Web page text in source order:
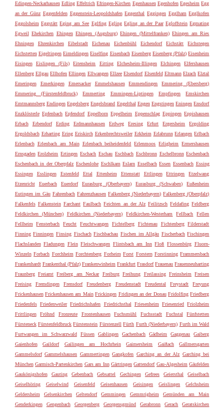
Edingen-Neckarhausen Edling Effeltrich Efringen-Kirchen Egenhausen Egenhofen Egesheim Egg
an der Günz Eggenfelden Eggenstein-Leopoldshafen Eggenthal Eggingen Egglham Egglkofen
Eggolsheim Eggstätt Eging am See Eglfing Egling Egling an der Paar Egloffstein Egmating
Egweil Ehekirchen Ehingen Ehingen (Augsburg) Ehingen (Mittelfranken) Ehingen am Ries
Ehningen
Ehrenkirchen Eibelstadt Eichenau Eichenbühl Eichendorf Eichstätt
Eichstegen
Eichstetten Eigeltingen Eimeldingen Eiselfing Eisenbach Eisenberg Eisenberg (Pfalz) Eisenheim
Eisingen
Eislingen (Fils) Eitensheim Eitting Elchesheim-Illingen Elchingen
Elfershausen
Ellenberg Ellgau Ellhofen Ellingen Ellwangen Ellzee Elsendorf Elsenfeld Eltmann Elzach Elztal
Emeringen
Emerkingen Emersacker Emmelshausen Emmendingen
Emmering (Ebersberg)
Emmering (Fürstenfeldbruck)
Emmerting Emmingen-Liptingen Empfingen
Emskirchen
Emtmannsberg Endingen Engelsberg Engelsbrand Engelthal Engen Engstingen Eningen Ensdorf
Enzklösterle Epfenbach Epfendorf Eppelborn Eppelheim Eppenschlag Eppingen Eppishausen
Erbach
Erbendorf Erding Erdmannhausen Erdweg Eresing Erfurt Ergersheim
Ergolding
Ergoldsbach Erharting Ering Eriskirch Erkenbrechtsweiler Erkheim Erlabrunn Erlangen Erlbach
Erlenbach Erlenbach am Main Erlenbach beiheidenfeld Erlenmoos Erligheim
Ermershausen
Ernsgaden Erolzheim Ertingen Eschach Eschau Eschbach Eschbronn Eschelbronn Eschenbach
Eschenbach in der Oberpfalz Eschenlohe Eschlkam Eslarn Esselbach Essen Essenbach Essing
Essingen
Esslingen Estenfeld Ettal Ettenheim Ettenstatt Ettlingen Ettringen
Etzelwang
Etzenricht
Euerbach Euerdorf Eurasburg (Oberbayern) Eurasburg (Schwaben)
Eußenheim
Eutingen im Gäu Fahrenbach Fahrenzhausen Falkenberg (Niederbayern) Falkenberg (Oberpfalz)
Falkenfels Falkenstein Farchant Faulbach Feichten an der Alz Feilitzsch Feldafing Feldberg
Feldkirchen (München)
Feldkirchen (Niederbayern) Feldkirchen-Westerham Fellbach
Fellen
Fellheim
Fensterbach Feucht Feuchtwangen Fichtelberg Fichtenau Fichtenberg
Filderstadt
Finning Finningen Finsing Fischach Fischbachau Fischen im Allgäu Fischerbach Fischingen
Flachslanden Fladungen Flein Fleischwangen Flintsbach am Inn Floß Flossenbürg Fluorn-
Winzeln Forbach Forchheim Forchtenberg Forheim Forst Forstern Forstinning Frammersbach
Frankenhardt Frankenthal (Pfalz) Frankenwinheim Frankfurt Frasdorf Frauenau Frauenneuharting
Fraunberg Freiamt Freiberg am Neckar Freiburg Freihung Freilassing Freinsheim
Freisen
Freising
Fremdingen Frensdorf Freudenberg Freudenstadt Freudental Freystadt
Freyung
Frickenhausen Frickenhausen am Main Frickingen Fridingen an der Donau Fridolfing Friedberg
Friedenfels Friedenweiler Friedrichshafen Friedrichsthal Friesenheim Friesenried Friolzheim
Frittlingen
Fröhnd Fronreute Frontenhausen Fuchsmühl Fuchsstadt Fuchstal
Fünfstetten
Fürsteneck Fürstenfeldbruck Fürstenstein Fürstenzell Fürth Furth (Niederbayern) Furth im Wald
Furtwangen im Schwarzwald
Füssen Gablingen Gachenbach Gädheim Gaggenau
Gaiberg
Gaienhofen
Gaildorf Gailingen am Hochrhein Gaimersheim Gaißach
Gallmersgarten
Gammelsdorf Gammelshausen Gammertingen Gangkofen Garching an der Alz Garching bei
München Garmisch-Partenkirchen Gars am Inn Gärtringen Gattendorf Gau-Algesheim Gäufelden
Gaukönigshofen
Gauting Gebenbach Gebsattel Gechingen Gefrees Geiersthal
Geiselbach
Geiselhöring
Geiselwind Geisenfeld Geisenhausen Geisingen Geislingen
Gelchsheim
Geldersheim
Gelsenkirchen Geltendorf Gemmingen Gemmrigheim
Gemünden am Main
Genderkingen
Gengenbach Georgenberg Georgensgmünd Gerabronn Gerach
Geratskirchen